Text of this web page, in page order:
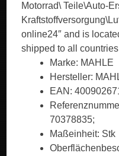
Motorrad\ Teile\Auto-
online24″ and is
shipped to all
Marke: MAHLE
Hersteller:
EAN:
70378835;
Maßeinheit: Stk